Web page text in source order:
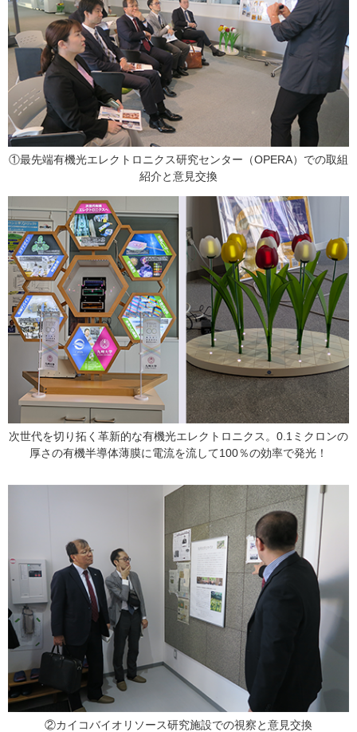
①最先端有機光エレクトロニクス研究センター（OPERA）での取組
紹介と意見交換
次世代を切り拓く革新的な有機光エレクトロニクス。0.1ミクロンの
厚さの有機半導体薄膜に電流を流して100％の効率で発光！
②カイコバイオリソース研究施設での視察と意見交換